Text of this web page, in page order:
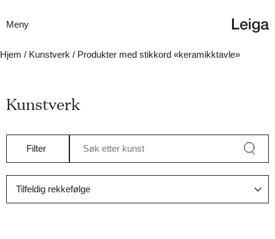
Meny
Hjem / Kunstverk / Produkter med stikkord «keramikktavle»
Kunstverk
Filter Søk etter kunst